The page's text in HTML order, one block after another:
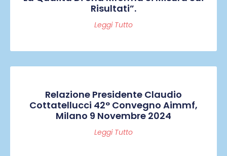
Risultati”.
Leggi Tutto
Relazione Presidente Claudio
Cottatellucci 42° Convegno Aimmf,
Milano 9 Novembre 2024
Leggi Tutto